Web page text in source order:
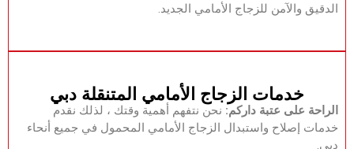
الدقيق والآمن للزجاج الأمامي الجديد.‏
‏خدمات الزجاج الأمامي المتنقلة دبي‏
‏الراحة على عتبة داركم: ‏‏ نحن نتفهم أهمية وقتك ، لذلك نقدم
خدمات إصلاح واستبدال الزجاج الأمامي المحمول في جميع أنحاء
دبي.‏